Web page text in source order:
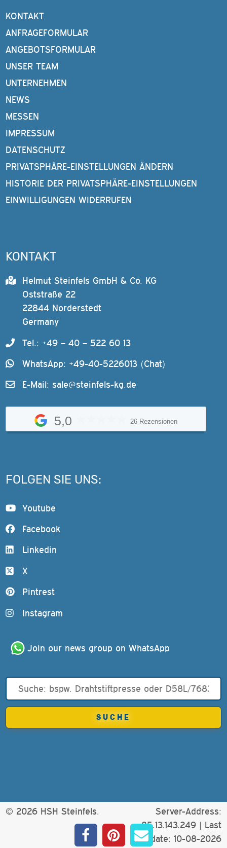
KONTAKT
ANFRAGEFORMULAR
ANGEBOTSFORMULAR
UNSER TEAM
UNTERNEHMEN
NEWS
MESSEN
IMPRESSUM
DATENSCHUTZ
PRIVATSPHÄRE-EINSTELLUNGEN ÄNDERN
HISTORIE DER PRIVATSPHÄRE-EINSTELLUNGEN
EINWILLIGUNGEN WIDERRUFEN
KONTAKT
Helmut Steinfels GmbH & Co. KG
Oststraße 22
22844 Norderstedt
Germany
Tel.: +49 – 40 – 522 60 13
WhatsApp: +49-40-5226013 (Chat)
E-Mail: sale@steinfels-kg.de
5,0 26 Rezensionen
FOLGEN SIE UNS:
Youtube
Facebook
Linkedin
X
Pintrest
Instagram
Join our news group on WhatsApp
© 2026 HSH Steinfels.
Server-Address:
85.13.143.249 | Last
update: 10-08-2026